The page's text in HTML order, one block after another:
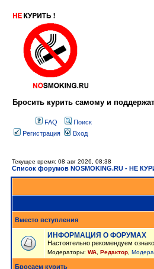
Бросить курить самому и
FAQ
Поиск
Регистрация
Вход
Текущее время: 08 авг 2026, 08:38
Список форумов NOSMOKING.RU - НЕ
Вместо вступления
ИНФОРМАЦИЯ О ФОРУМАХ
Настоятельно рекомендуем
Модераторы: WA Редактор
Бросаем курить